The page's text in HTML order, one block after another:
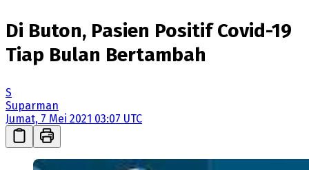
Di Buton, Pasien Positif Covid-19
Tiap Bulan Bertambah
S
Suparman
Jumat, 7 Mei 2021 03:07 UTC